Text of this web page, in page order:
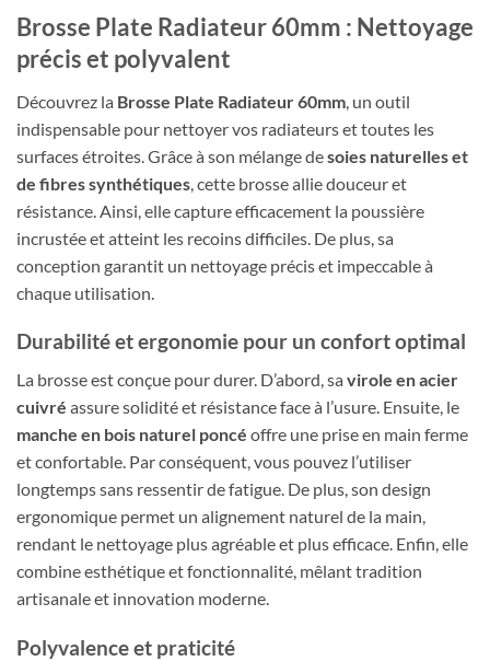
Brosse Plate Radiateur 60mm : Nettoyage
précis et polyvalent
Découvrez la Brosse Plate Radiateur 60mm , un outil
indispensable pour nettoyer vos radiateurs et toutes les
surfaces étroites. Grâce à son mélange desoies naturelles et
de fibres synthétiques , cette brosse allie douceur et
résistance. Ainsi, elle capture efficacement la poussière
incrustée et atteint les recoins difficiles. De plus, sa
conception garantit un nettoyage précis et impeccable à
chaque utilisation.
Durabilité et ergonomie pour un confort optimal
La brosse est conçue pour durer. D’abord, sa virole en acier
cuivré assure solidité et résistance face à l’usure. Ensuite, le
manche en bois naturel poncé offre une prise en main ferme
et confortable. Par conséquent, vous pouvez l’utiliser
longtemps sans ressentir de fatigue. De plus, son design
ergonomique permet un alignement naturel de la main,
rendant le nettoyage plus agréable et plus efficace. Enfin, elle
combine esthétique et fonctionnalité, mêlant tradition
artisanale et innovation moderne.
Polyvalence et praticité